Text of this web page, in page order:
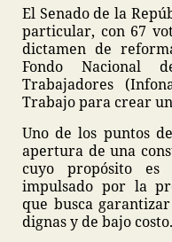
El Senado de la
particular, con 67
dictamen de
Fondo Nacional
Trabajadores
Trabajo para crear
Uno de los puntos
apertura de una
cuyo propósito
impulsado por la
que busca
dignas y de bajo costo.